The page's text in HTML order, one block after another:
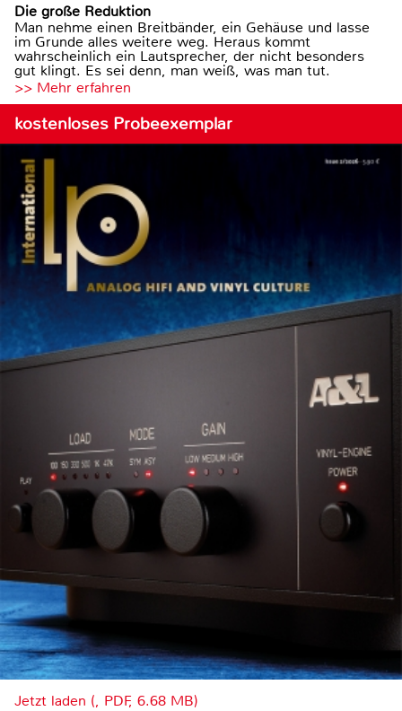
Die große Reduktion
Man nehme einen Breitbänder, ein Gehäuse und lasse
im Grunde alles weitere weg. Heraus kommt
wahrscheinlich ein Lautsprecher, der nicht besonders
gut klingt. Es sei denn, man weiß, was man tut.
>> Mehr erfahren
kostenloses Probeexemplar
Jetzt laden (, PDF, 6.68 MB)